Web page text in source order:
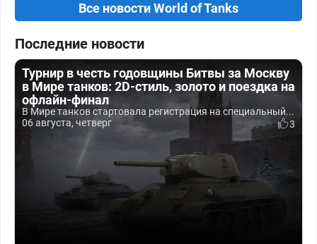
Все новости World of Tanks
Последние новости
Турнир в честь годовщины Битвы за Москву
в Мире танков: 2D-стиль, золото и поездка на
офлайн-финал
В Мире танков стартовала регистрация на специальный...
06 августа, четверг
3